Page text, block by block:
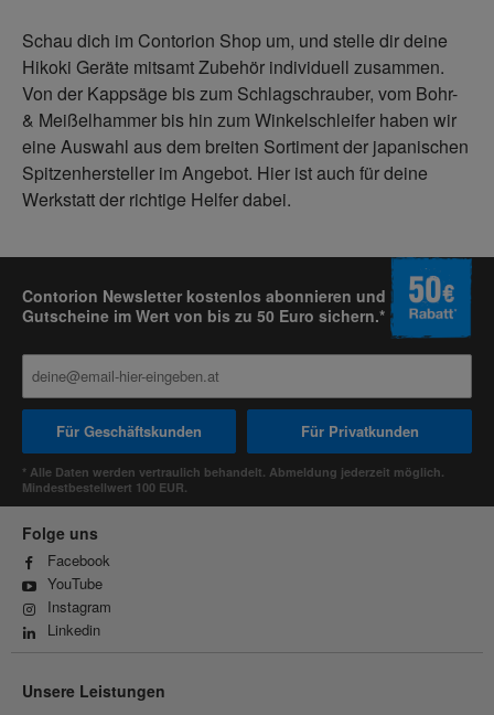
Schau dich im Contorion Shop um, und stelle dir deine
Hikoki Geräte mitsamt Zubehör individuell zusammen.
Von der Kappsäge bis zum Schlagschrauber, vom Bohr-
& Meißelhammer bis hin zum Winkelschleifer haben wir
eine Auswahl aus dem breiten Sortiment der japanischen
Spitzenhersteller im Angebot. Hier ist auch für deine
Werkstatt der richtige Helfer dabei.
Contorion Newsletter kostenlos abonnieren und
Gutscheine im Wert von bis zu 50 Euro sichern.*
Für Geschäftskunden Für Privatkunden
* Alle Daten werden vertraulich behandelt. Abmeldung jederzeit möglich.
Mindestbestellwert 100 EUR.
Folge uns
Facebook
YouTube
Instagram
Linkedin
Unsere Leistungen